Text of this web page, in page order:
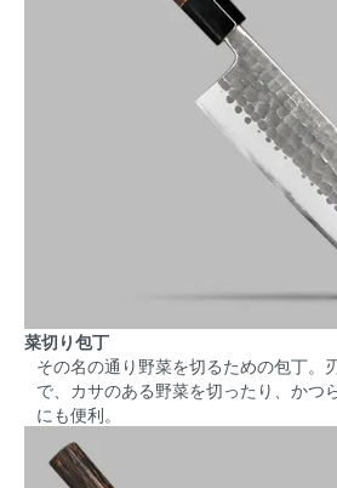
菜切り包丁
その名の通り野菜を切るための包丁。
で、カサのある野菜を切ったり、かつ
にも便利。